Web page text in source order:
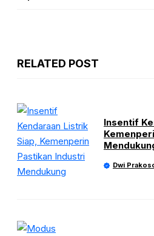
RELATED POST
Insentif
Dwi